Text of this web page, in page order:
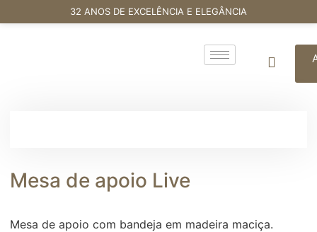
32 ANOS DE EXCELÊNCIA E ELEGÂNCIA
Mesa de apoio Live
Mesa de apoio com bandeja em madeira maciça.